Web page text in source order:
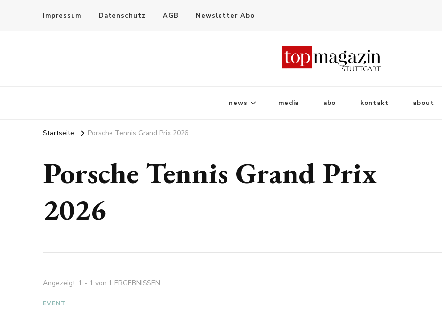
Impressum Datenschutz AGB Newsletter Abo
news media abo kontakt about
Startseite Porsche Tennis Grand Prix 2026
Porsche Tennis Grand Prix
2026
Angezeigt: 1 - 1 von 1 ERGEBNISSEN
EVENT